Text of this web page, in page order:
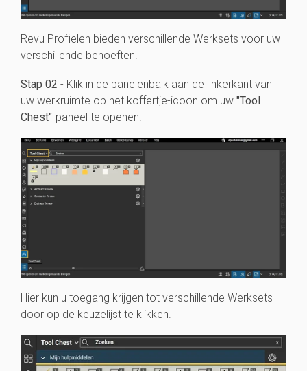
Revu Profielen bieden verschillende Werksets voor uw
verschillende behoeften.
Stap 02 - Klik in de panelenbalk aan de linkerkant van
uw werkruimte op het koffertje-icoon om uw "Tool
Chest"-paneel te openen.
Hier kun u toegang krijgen tot verschillende Werksets
door op de keuzelijst te klikken.